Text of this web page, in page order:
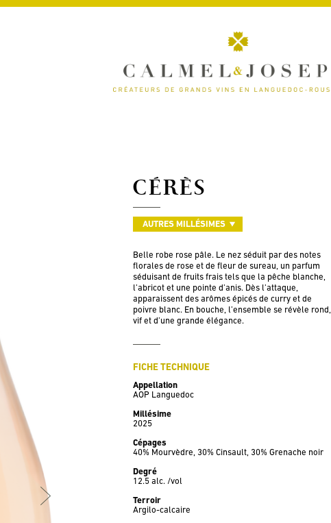
CÉRÈS
AUTRES MILLÉSIMES
Belle robe rose pâle. Le nez séduit par des notes
florales de rose et de fleur de sureau, un parfum
séduisant de fruits frais tels que la pêche blanche,
l’abricot et une pointe d’anis. Dès l’attaque,
apparaissent des arômes épicés de curry et de
poivre blanc. En bouche, l’ensemble se révèle rond,
vif et d’une grande élégance.
FICHE TECHNIQUE
Appellation
AOP Languedoc
Millésime
2025
Cépages
40% Mourvèdre, 30% Cinsault, 30% Grenache noir
Degré
12.5 alc. /vol
Terroir
Argilo-calcaire